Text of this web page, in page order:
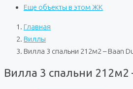
Еще объекты в этом ЖК
Главная
Виллы
Вилла 3 спальни 212м2 – Baan
Вилла 3 спальни 212м2